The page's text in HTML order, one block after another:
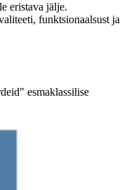
eristava jälje.
funktsionaalsust ja
esmaklassilise